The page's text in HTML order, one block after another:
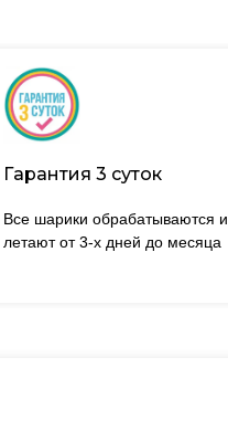
Все шарики обрабатываются и
летают от 3-х дней до месяца
Гарантия 3 суток